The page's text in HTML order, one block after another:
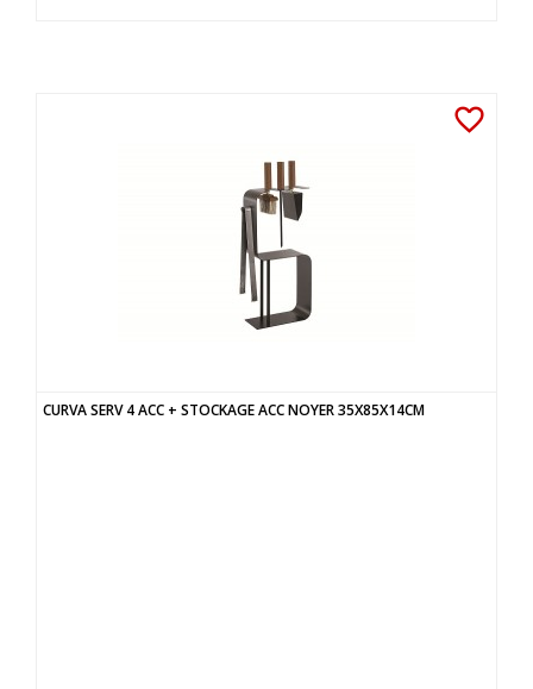
CURVA SERV 4 ACC + STOCKAGE ACC NOYER 35X85X14CM
favorite_border